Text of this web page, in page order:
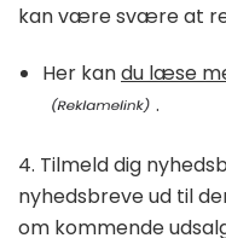
kan være svære at
Her kandu læse
.
4. Tilmeld dig
nyhedsbreve ud til
om kommende